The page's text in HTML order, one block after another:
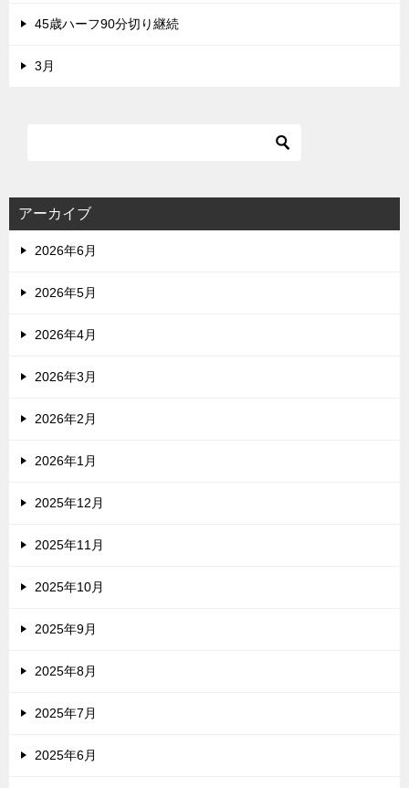
45歳ハーフ90分切り継続
3月
アーカイブ
2026年6月
2026年5月
2026年4月
2026年3月
2026年2月
2026年1月
2025年12月
2025年11月
2025年10月
2025年9月
2025年8月
2025年7月
2025年6月